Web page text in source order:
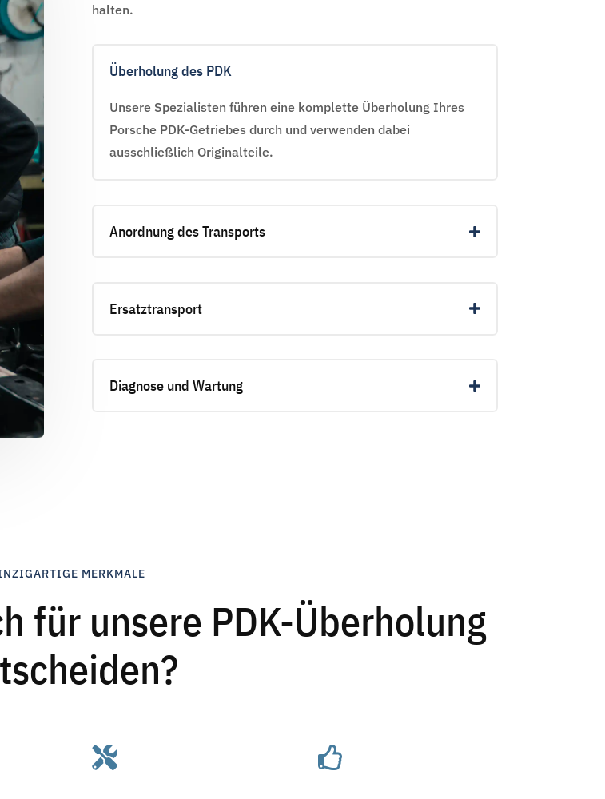
halten.
Überholung des PDK
Unsere Spezialisten führen eine komplette Überholung Ihres
Porsche PDK-Getriebes durch und verwenden dabei
ausschließlich Originalteile.
Anordnung des Transports
Ersatztransport
Diagnose und Wartung
MERKMALE
für unsere PDK-Überholung
 